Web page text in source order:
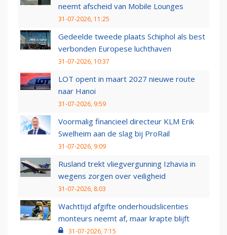
neemt afscheid van Mobile Lounges
31-07-2026, 11:25
Gedeelde tweede plaats Schiphol als best
verbonden Europese luchthaven
31-07-2026, 10:37
LOT opent in maart 2027 nieuwe route
naar Hanoi
31-07-2026, 9:59
Voormalig financieel directeur KLM Erik
Swelheim aan de slag bij ProRail
31-07-2026, 9:09
Rusland trekt vliegvergunning Izhavia in
wegens zorgen over veiligheid
31-07-2026, 8:03
Wachttijd afgifte onderhoudslicenties
monteurs neemt af, maar krapte blijft
31-07-2026, 7:15